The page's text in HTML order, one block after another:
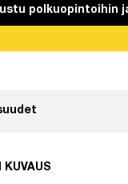
polkuopintoihin
KUVAUS